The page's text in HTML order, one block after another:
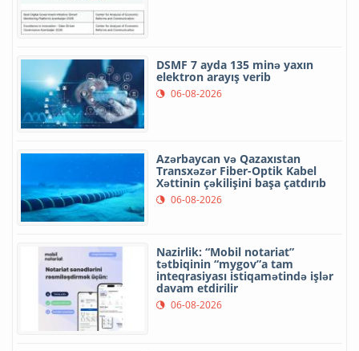
DSMF 7 ayda 135 minə yaxın
elektron arayış verib
06-08-2026
Azərbaycan və Qazaxıstan
Transxəzər Fiber-Optik Kabel
Xəttinin çəkilişini başa çatdırıb
06-08-2026
Nazirlik: “Mobil notariat”
tətbiqinin “mygov”a tam
inteqrasiyası istiqamətində işlər
davam etdirilir
06-08-2026